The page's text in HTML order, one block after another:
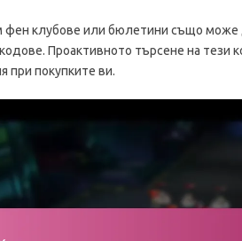
фен клубове или бюлетини също може
Проактивното търсене на
при покупките ви.